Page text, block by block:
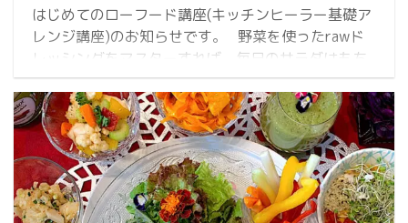
はじめてのローフード講座(キッチンヒーラー基礎ア
レンジ講座)のお知らせです。 野菜を使ったrawド
レッシングをマスターすれば、毎日のサラダはもち
ろん、さまざまなメニューにアレンジ可能で、お野
菜料理のレパートリーがぐんと増えます。 オリジ
ナルアレンジメニューを加えた実習ではテキスト内
のドレッシングから6種、タレ2種をつくり、デザー
トを含む全12品目を一緒に作りながら学べます。 難
しい調理もなく、ローフードを毎日のレシピに加え
るのにピッタリなレッスンです。 今回は2日 ...